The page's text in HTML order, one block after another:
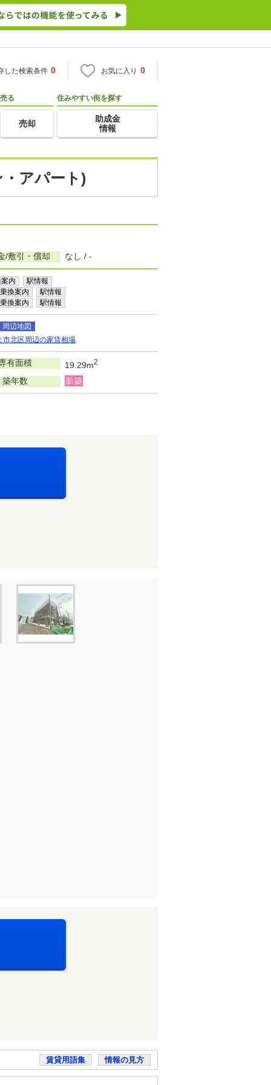
した検索条件 0 お気に入り 0
売る
売却
住みやすい街を探す
助成金
情報
アパート)
/敷引・償却 なし / -
内
駅情報
乗換案内
駅情報
乗換案内
駅情報
周辺地図
市北区周辺の家賃相場
有面積 19.29m2
築年数 新築
賃貸用語集 情報の見方